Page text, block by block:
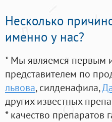
Несколько
именно у нас?
* Мы являемся первым
представителем по
львова, силденафила,
других известных
* качество